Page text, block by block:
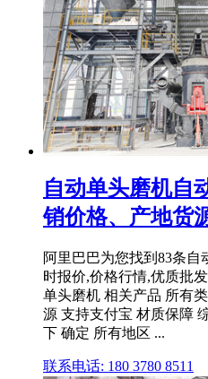
自动单头磨机自
销价格、产地货
阿里巴巴为您找到83条
时报价,价格行情,优质批
单头磨机 相关产品 所有
源 支持支付宝 材质保障
下 确定 所有地区 ...
联系电话: 180 3780 8511